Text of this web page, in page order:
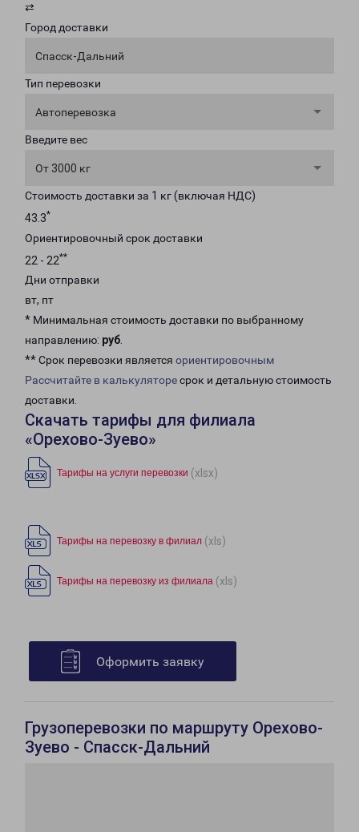
⇄
Город доставки
Спасск-Дальний
Тип перевозки
Автоперевозка
Введите вес
От 3000 кг
Стоимость доставки за 1 кг (включая НДС)
43.3*
Ориентировочный срок доставки
22 - 22**
Дни отправки
вт, пт
* Минимальная стоимость доставки по выбранному
направлению: руб.
** Срок перевозки является ориентировочным
Рассчитайте в калькуляторесрок и детальную стоимость
доставки.
Скачать тарифы для филиала
«Орехово-Зуево»
Тарифы на услуги перевозки (xlsx)
Тарифы на перевозку в филиал (xls)
Тарифы на перевозку из филиала (xls)
Оформить заявку
Грузоперевозки по маршруту Орехово-
Зуево - Спасск-Дальний